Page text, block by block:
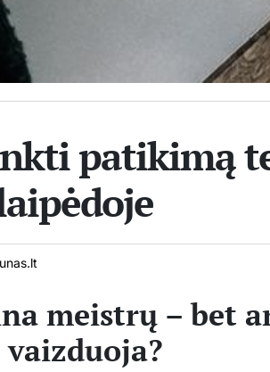
patikimą
meistrų – bet